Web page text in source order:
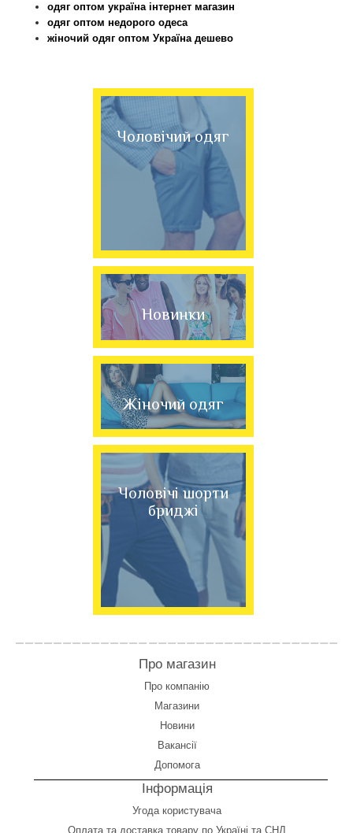
одяг оптом україна інтернет магазин
одяг оптом недорого одеса
жіночий одяг оптом Україна дешево
Чоловічий одяг
Новинки
Жіночий одяг
Чоловічі шорти
бриджі
Про магазин
Про компанію
Магазини
Новини
Вакансії
Допомога
Інформація
Угода користувача
Оплатата доставка товару по Україні та СНД